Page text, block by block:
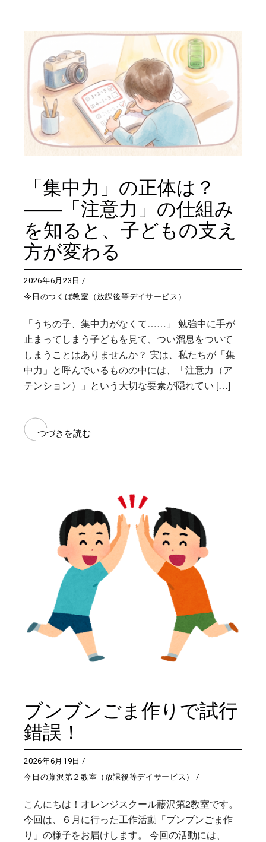
「集中力」の正体は？
――「注意力」の仕組み
を知ると、子どもの支え
方が変わる
2026年6月23日
今日のつくば教室（放課後等デイサービス）
「うちの子、集中力がなくて……」 勉強中に手が
止まってしまう子どもを見て、つい溜息をついて
しまうことはありませんか？ 実は、私たちが「集
中力」と呼んでいるものの中には、「注意力（ア
テンション）」という大切な要素が隠れてい […]
つづきを読む
ブンブンごま作りで試行
錯誤！
2026年6月19日
今日の藤沢第２教室（放課後等デイサービス）
こんにちは！オレンジスクール藤沢第2教室です。
今回は、６月に行った工作活動「ブンブンごま作
り」の様子をお届けします。 今回の活動には、